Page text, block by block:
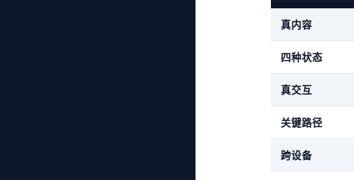
真内容
四种状态
真交互
关键路径
跨设备